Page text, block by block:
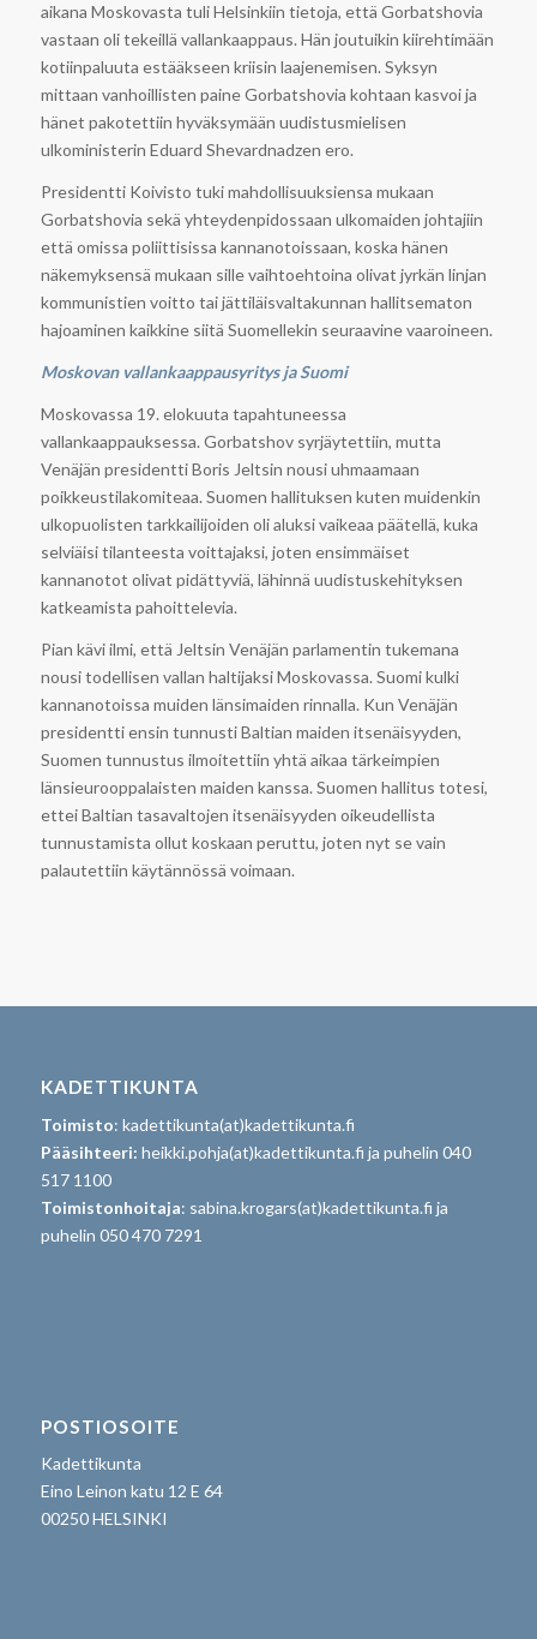
aikana Moskovasta tuli Helsinkiin tietoja, että Gorbatshovia
vastaan oli tekeillä vallankaappaus. Hän joutuikin kiirehtimään
kotiinpaluuta estääkseen kriisin laajenemisen. Syksyn
mittaan vanhoillisten paine Gorbatshovia kohtaan kasvoi ja
hänet pakotettiin hyväksymään uudistusmielisen
ulkoministerin Eduard Shevardnadzen ero.
Presidentti Koivisto tuki mahdollisuuksiensa mukaan
Gorbatshovia sekä yhteydenpidossaan ulkomaiden johtajiin
että omissa poliittisissa kannanotoissaan, koska hänen
näkemyksensä mukaan sille vaihtoehtoina olivat jyrkän linjan
kommunistien voitto tai jättiläisvaltakunnan hallitsematon
hajoaminen kaikkine siitä Suomellekin seuraavine vaaroineen.
Moskovan vallankaappausyritys ja Suomi
Moskovassa 19. elokuuta tapahtuneessa
vallankaappauksessa. Gorbatshov syrjäytettiin, mutta
Venäjän presidentti Boris Jeltsin nousi uhmaamaan
poikkeustilakomiteaa. Suomen hallituksen kuten muidenkin
ulkopuolisten tarkkailijoiden oli aluksi vaikeaa päätellä, kuka
selviäisi tilanteesta voittajaksi, joten ensimmäiset
kannanotot olivat pidättyviä, lähinnä uudistuskehityksen
katkeamista pahoittelevia.
Pian kävi ilmi, että Jeltsin Venäjän parlamentin tukemana
nousi todellisen vallan haltijaksi Moskovassa. Suomi kulki
kannanotoissa muiden länsimaiden rinnalla. Kun Venäjän
presidentti ensin tunnusti Baltian maiden itsenäisyyden,
Suomen tunnustus ilmoitettiin yhtä aikaa tärkeimpien
länsieurooppalaisten maiden kanssa. Suomen hallitus totesi,
ettei Baltian tasavaltojen itsenäisyyden oikeudellista
tunnustamista ollut koskaan peruttu, joten nyt se vain
palautettiin käytännössä voimaan.
KADETTIKUNTA
Toimisto: kadettikunta(at)kadettikunta.fi
Pääsihteeri: heikki.pohja(at)kadettikunta.fi ja puhelin 040
517 1100
Toimistonhoitaja: sabina.krogars(at)kadettikunta.fi ja
puhelin 050 470 7291
POSTIOSOITE
Kadettikunta
Eino Leinon katu 12 E 64
00250 HELSINKI